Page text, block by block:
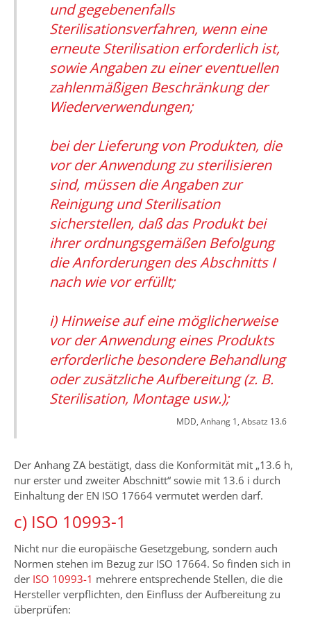
und gegebenenfalls
Sterilisationsverfahren, wenn eine
erneute Sterilisation erforderlich ist,
sowie Angaben zu einer eventuellen
zahlenmäßigen Beschränkung der
Wiederverwendungen;
bei der Lieferung von Produkten, die
vor der Anwendung zu sterilisieren
sind, müssen die Angaben zur
Reinigung und Sterilisation
sicherstellen, daß das Produkt bei
ihrer ordnungsgemäßen Befolgung
die Anforderungen des Abschnitts I
nach wie vor erfüllt;
i) Hinweise auf eine möglicherweise
vor der Anwendung eines Produkts
erforderliche besondere Behandlung
oder zusätzliche Aufbereitung (z. B.
Sterilisation, Montage usw.);
MDD, Anhang 1, Absatz 13.6
Der Anhang ZA bestätigt, dass die Konformität mit „13.6 h,
nur erster und zweiter Abschnitt“ sowie mit 13.6 i durch
Einhaltung der EN ISO 17664 vermutet werden darf.
c) ISO 10993-1
Nicht nur die europäische Gesetzgebung, sondern auch
Normen stehen im Bezug zur ISO 17664. So finden sich in
der ISO 10993-1 mehrere entsprechende Stellen, die die
Hersteller verpflichten, den Einfluss der Aufbereitung zu
überprüfen: